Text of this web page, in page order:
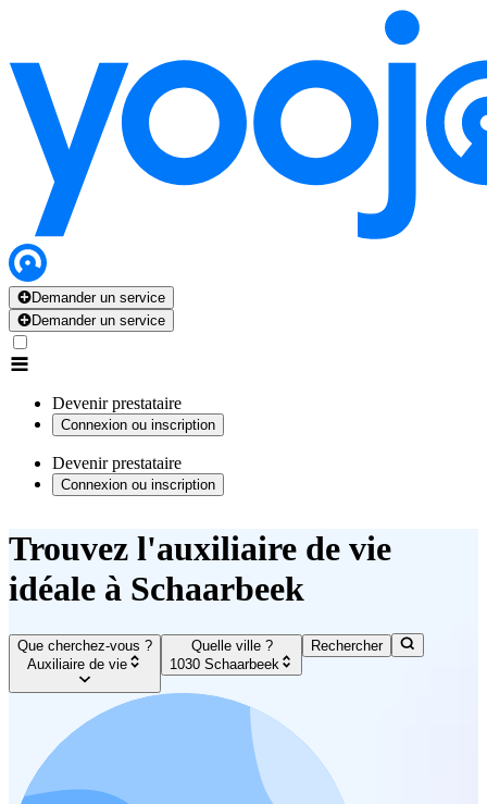
Demander un service
Demander un service
Devenir prestataire
Connexion ou inscription
Devenir prestataire
Connexion ou inscription
Trouvez l'auxiliaire de vie
idéale à Schaarbeek
Que cherchez-vous ?
Auxiliaire de vie
Quelle ville ?
1030 Schaarbeek
Rechercher